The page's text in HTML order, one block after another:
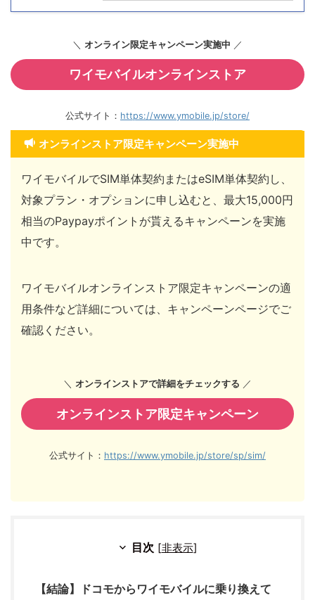
＼ オンライン限定キャンペーン実施中 ／
ワイモバイルオンラインストア
公式サイト： https://www.ymobile.jp/store/
オンラインストア限定キャンペーン実施中
ワイモバイルでSIM単体契約またはeSIM単体契約し、
対象プラン・オプションに申し込むと、最大15,000円
相当のPaypayポイントが貰えるキャンペーンを実施
中です。
ワイモバイルオンラインストア限定キャンペーンの適
用条件など詳細については、キャンペーンページでご
確認ください。
＼ オンラインストアで詳細をチェックする ／
オンラインストア限定キャンペーン
公式サイト： https://www.ymobile.jp/store/sp/sim/
目次 [非表示]
【結論】ドコモからワイモバイルに乗り換えて